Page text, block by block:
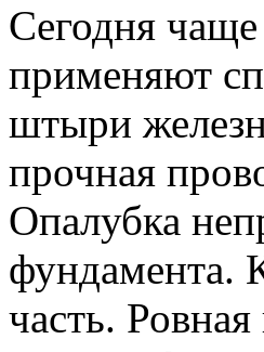
Сегодня чаще
применяют
штыри
прочная
Опалубка
фундамента.
часть.